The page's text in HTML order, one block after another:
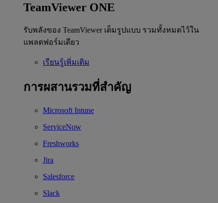
TeamViewer ONE
รับพลังของ TeamViewer เต็มรูปแบบ รวมทั้งหมดไว้ใน
แพลตฟอร์มเดียว
เรียนรู้เพิ่มเติม
การผสานรวมที่สำคัญ
Microsoft Intune
ServiceNow
Freshworks
Jira
Salesforce
Slack